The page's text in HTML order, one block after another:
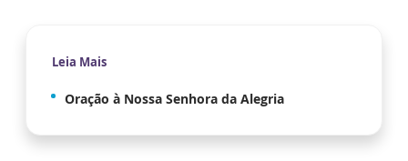
Leia Mais
Oração à Nossa Senhora da Alegria